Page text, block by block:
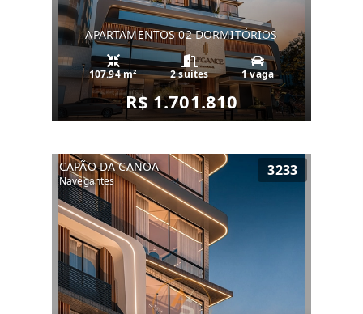
APARTAMENTOS 02 DORMITÓRIOS
107.94 m² 2 suítes 1 vaga
R$ 1.701.810
CAPÃO DA CANOA
Navegantes
3233